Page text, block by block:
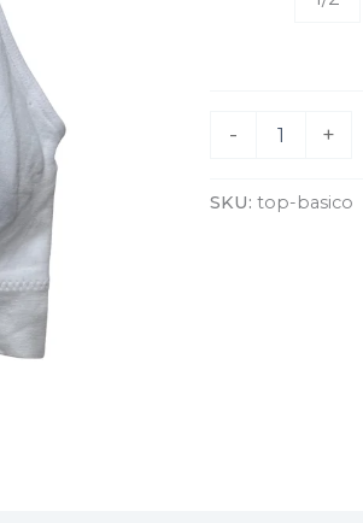
- +
SKU: top-basico